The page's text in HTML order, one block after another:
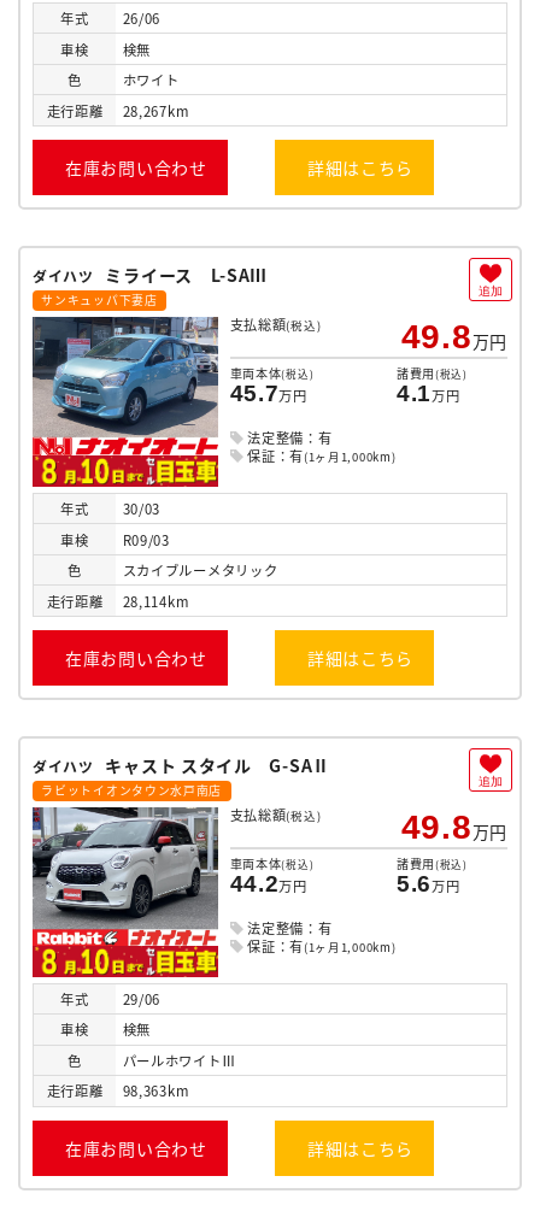
年式
26/06
車検
検無
色
ホワイト
走行距離 28,267km
在庫お問い合わせ 詳細はこちら
ダイハツ ミライース L-SAⅢ
サンキュッパ下妻店
支払総額(税込) 49.8万円
車両本体(税込)
45.7万円
諸費用(税込)
4.1万円
法定整備：有
保証：有(1ヶ月1,000km)
年式
30/03
車検
R09/03
色
スカイブルーメタリック
走行距離 28,114km
在庫お問い合わせ 詳細はこちら
追加
ダイハツ キャスト スタイル G-SAⅡ
ラビットイオンタウン水戸南店
支払総額(税込) 49.8万円
車両本体(税込)
44.2万円
諸費用(税込)
5.6万円
法定整備：有
保証：有(1ヶ月1,000km)
年式
29/06
車検
検無
色
パールホワイトⅢ
走行距離 98,363km
在庫お問い合わせ 詳細はこちら
追加